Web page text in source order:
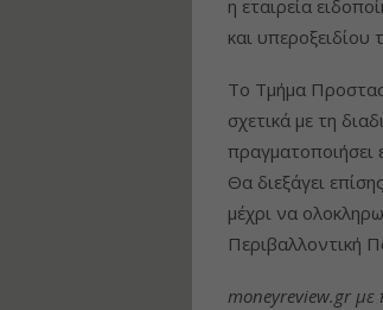
η εταιρεία
και
Το Τμήμα
σχετικά με τη
πραγματοποιήσει
Θα διεξάγει
μέχρι να
Περιβαλλοντική
moneyreview.gr με